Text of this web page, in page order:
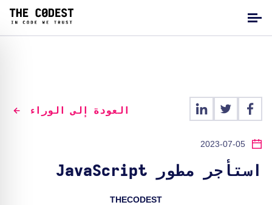
العودة إلى الوراء
2023-07-05
استأجر مطور JavaScript
THECODEST